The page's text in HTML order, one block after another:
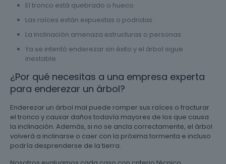
El tronco está quebrado o hueco.
Las raíces están expuestas o podridas.
La inclinación amenaza estructuras o personas.
Ya se intentó enderezar sin éxito y el árbol sigue
inestable.
¿Por qué necesitas a una empresa experta
para enderezar un árbol?
Enderezar un árbol mal puede romper sus raíces o fracturar
el tronco y causar daños todavía mayores de los que causa
la inclinación. Además, si no se ancla correctamente, el árbol
volverá a inclinarse o caer con la próxima tormenta e incluso
podría desprenderse de la tierra.